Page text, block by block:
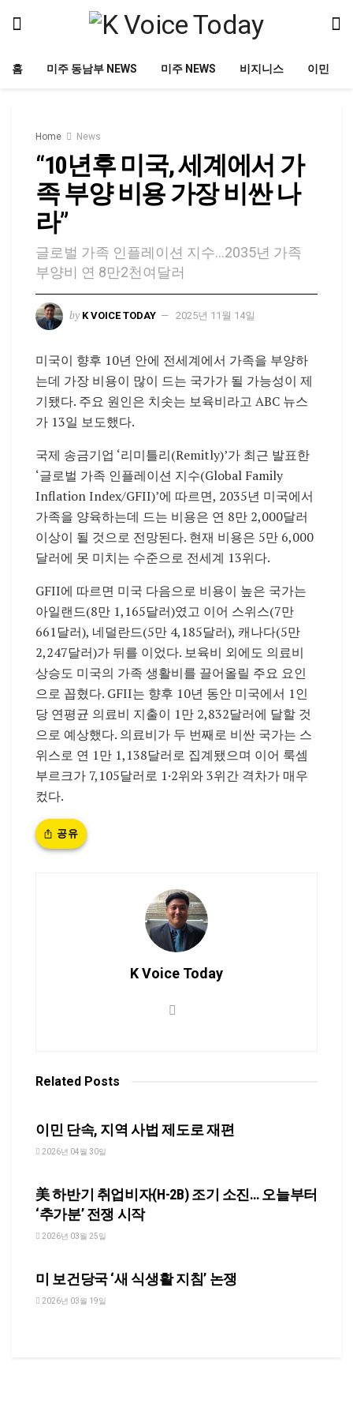
홈 미주 동남부 NEWS 미주 NEWS 비지니스 이민
Home News
“10년후 미국, 세계에서 가
족 부양 비용 가장 비싼 나
라”
글로벌 가족 인플레이션 지수…2035년 가족
부양비 연 8만2천여달러
by K VOICE TODAY 2025년 11월 14일
미국이 향후 10년 안에 전세계에서 가족을 부양하
는데 가장 비용이 많이 드는 국가가 될 가능성이 제
기됐다. 주요 원인은 치솟는 보육비라고 ABC 뉴스
가 13일 보도했다.
국제 송금기업 ‘리미틀리(Remitly)’가 최근 발표한
‘글로벌 가족 인플레이션 지수(Global Family
Inflation Index/GFII)’에 따르면, 2035년 미국에서
가족을 양육하는데 드는 비용은 연 8만 2,000달러
이상이 될 것으로 전망된다. 현재 비용은 5만 6,000
달러에 못 미치는 수준으로 전세계 13위다.
GFII에 따르면 미국 다음으로 비용이 높은 국가는
아일랜드(8만 1,165달러)였고 이어 스위스(7만
661달러), 네덜란드(5만 4,185달러), 캐나다(5만
2,247달러)가 뒤를 이었다. 보육비 외에도 의료비
상승도 미국의 가족 생활비를 끌어올릴 주요 요인
으로 꼽혔다. GFII는 향후 10년 동안 미국에서 1인
당 연평균 의료비 지출이 1만 2,832달러에 달할 것
으로 예상했다. 의료비가 두 번째로 비싼 국가는 스
위스로 연 1만 1,138달러로 집계됐으며 이어 룩셈
부르크가 7,105달러로 1·2위와 3위간 격차가 매우
컸다.
공유
K Voice Today
Related Posts
이민 단속, 지역 사법 제도로 재편
2026년 04월 30일
美 하반기 취업비자(H-2B) 조기 소진… 오늘부터
‘추가분’ 전쟁 시작
2026년 03월 25일
미 보건당국 ‘새 식생활 지침’ 논쟁
2026년 03월 19일